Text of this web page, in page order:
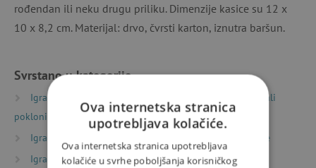
rođendan ili neku drugu priliku. Dimenzije kasice su 12 x
10 x 8,2 cm. Materijal: drvo, čvrsti karton, iznutra baršun.
Svrstano u kategorije
Igračke prema vrsti
Dekoracije za dječju sobu i mali
pokloni
Dekoracije za dječju sobu i dodaci
Igračke prema starosti
Igre i igračke za predškolce
Igračke prema starosti
Igre i igračke za djecu od 6
Ova internetska stranica
upotrebljava kolačiće.
Ova internetska stranica upotrebljava
kolačiće u svrhe poboljšanja korisničkog